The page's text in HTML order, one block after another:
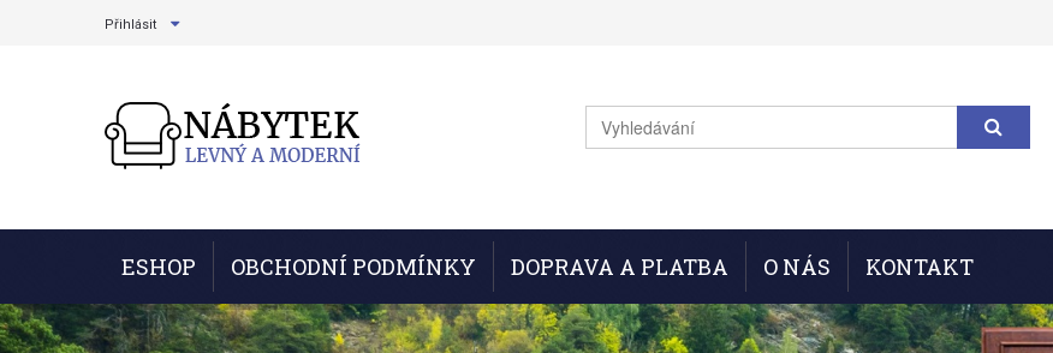
Přihlásit
ESHOP OBCHODNÍ PODMÍNKY DOPRAVA A PLATBA O NÁS KONTAKT